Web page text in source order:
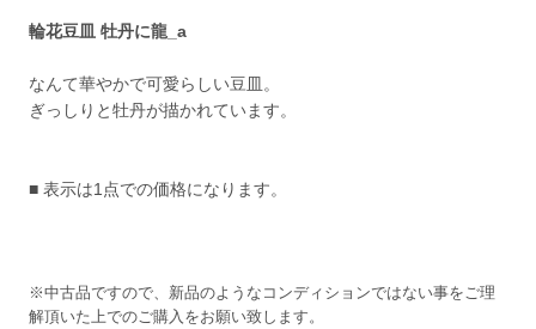
輪花豆皿 牡丹に龍_a
なんて華やかで可愛らしい豆皿。
ぎっしりと牡丹が描かれています。
■ 表示は1点での価格になります。
※中古品ですので、新品のようなコンディションではない事をご理
解頂いた上でのご購入をお願い致します。